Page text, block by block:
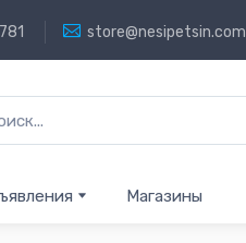
store@nesipetsin.com
Магазины